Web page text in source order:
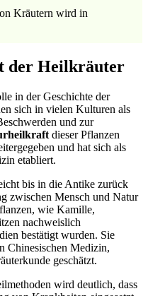
Kräutern wird in
der Heilkräuter
in der Geschichte der
sich in vielen Kulturen als
und zur
dieser Pflanzen
und hat sich als
etabliert.
bis in die Antike zurück
zwischen Mensch und Natur
wie Kamille,
nachweislich
bestätigt wurden. Sie
Chinesischen Medizin,
geschätzt.
wird deutlich, dass